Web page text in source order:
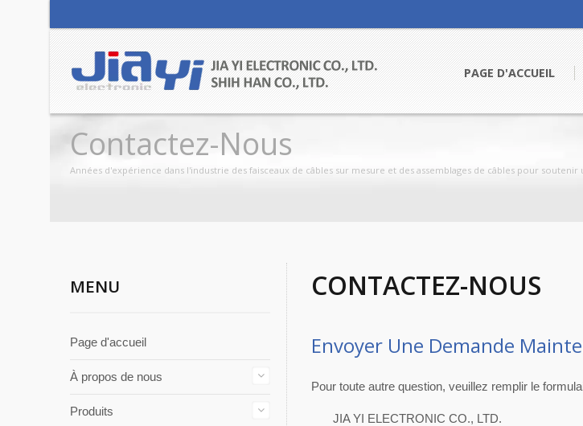
PAGE D'ACCUEIL
Contactez-Nous
Années d'expérience dans l'industrie des faisceaux de câbles sur mesure et des assemblages de câbles pour
MENU
Page d'accueil
À propos de nous
Produits
CONTACTEZ-NOUS
Envoyer Une Demande
Pour toute autre question, veuillez remplir le
JIA YI ELECTRONIC CO., LTD.